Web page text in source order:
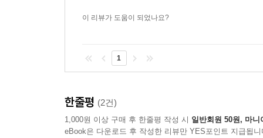
이 리뷰가 도움이 되었나요?
1
한줄평 (2건)
1,000원 이상 구매 후 한줄평 작성 시 일반회원 50원, 마니
eBook은 다운로드 후 작성한 리뷰만 YES포인트 지급됩니